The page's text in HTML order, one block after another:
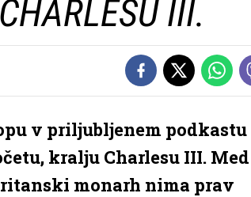
III.
v priljubljenem podkastu
kralju Charlesu III. Med
monarh nima prav